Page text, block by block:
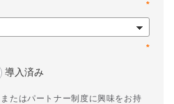
*
*
導入済み
たはパートナー制度に興味をお持